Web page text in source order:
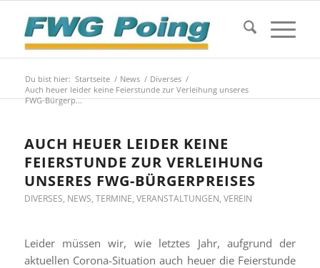
Du bist hier: Startseite / News / Diverses /
Auch heuer leider keine Feierstunde zur Verleihung unseres
FWG-Bürgerp...
AUCH HEUER LEIDER KEINE
FEIERSTUNDE ZUR VERLEIHUNG
UNSERES FWG-BÜRGERPREISES
DIVERSES, NEWS, TERMINE, VERANSTALTUNGEN, VEREIN
Leider müssen wir, wie letztes Jahr, aufgrund der
aktuellen Corona-Situation auch heuer die Feierstunde